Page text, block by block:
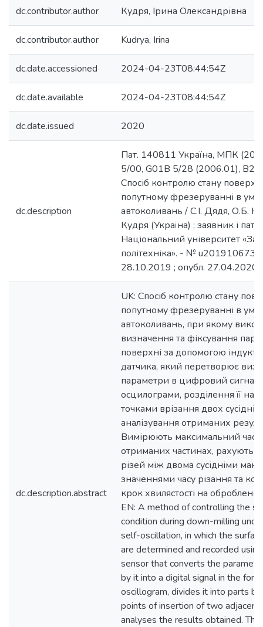
dc.contributor.author Кудря, Ірина Олександрівна
dc.contributor.author Kudrya, Irina
dc.date.accessioned 2024-04-23T08:44:54Z
dc.date.available 2024-04-23T08:44:54Z
dc.date.issued 2020
dc.description
Пат. 140811 Україна, МПК
5/00, G01B 5/28 (2006.01),
Спосіб контролю стану
попутному фрезеруванні в
автоколивань / С.І. Дядя, О.Б.
Кудря (Україна) ; заявник і
Національний університет
політехніка». - № u201910673 ;
28.10.2019 ; опубл.
dc.description.abstract
UK: Спосіб контролю стану
попутному фрезеруванні в
автоколивань, при якому
визначення та фіксування
поверхні за допомогою
датчика, який перетворює
параметри в цифровий сигнал
осцилограми, розділення її на
точками врізання двох сусідніх
аналізування отриманих
Вимірюють максимальний час
отриманих частинах, рахують
різей між двома сусідніми
значеннями часу різання та
крок хвилястості на
EN: A method of controlling the
condition during down-milling
self-oscillation, in which the
are determined and recorded
sensor that converts the
by it into a digital signal in the
oscillogram, divides it into parts
points of insertion of two
analyses the results obtained. The